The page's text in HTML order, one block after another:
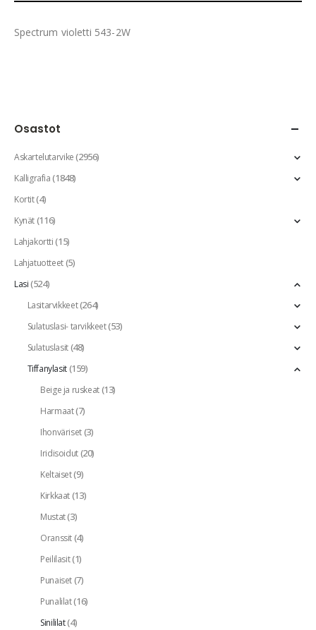
Spectrum violetti 543-2W
Osastot
Askartelutarvike(2956)
Kalligrafia(1848)
Kortit(4)
Kynät(116)
Lahjakortti(15)
Lahjatuotteet(5)
Lasi(524)
Lasitarvikkeet(264)
Sulatuslasi- tarvikkeet(53)
Sulatuslasit(48)
Tiffanylasit(159)
Beige ja ruskeat(13)
Harmaat(7)
Ihonväriset(3)
Iridisoidut(20)
Keltaiset(9)
Kirkkaat(13)
Mustat(3)
Oranssit(4)
Peililasit(1)
Punaiset(7)
Punalilat(16)
Sinililat(4)